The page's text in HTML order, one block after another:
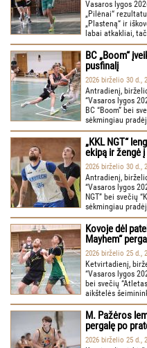
Vasaros lygos
„Pilėnai“
„Plasteną“ ir
labai atkakliai,
BC „Boom“
pusfinalį
2026 birželio 30 d.,
Antradienį,
“Vasaros lygos
BC “Boom” bei
sėkmingiau
„KKL NGT“
ekipą ir žengė
2026 birželio 30 d.,
Antradienį,
“Vasaros lygos
NGT” bei svečių
sėkmingiau
Kovoje dėl
Mayhem“
2026 birželio 25 d.,
Ketvirtadienį,
“Vasaros lygos
bei svečių
aikštelės
M. Pažėros
pergalę po
2026 birželio 25 d.,